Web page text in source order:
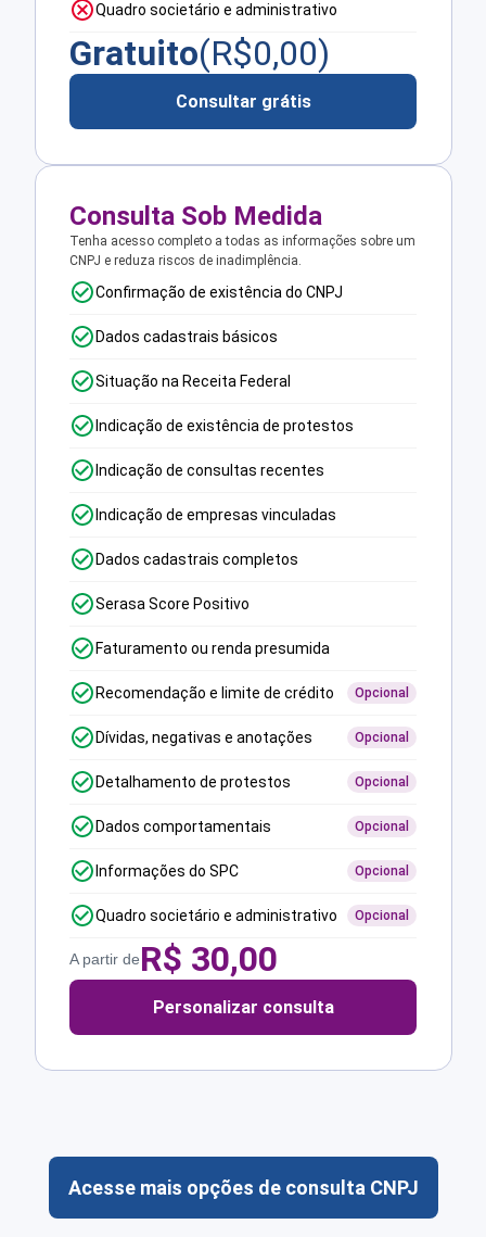
Quadro societário e administrativo
Gratuito(R$0,00)
Consultar grátis
Consulta Sob Medida
Tenha acesso completo a todas as informações sobre um
CNPJ e reduza riscos de inadimplência.
Confirmação de existência do CNPJ
Dados cadastrais básicos
Situação na Receita Federal
Indicação de existência de protestos
Indicação de consultas recentes
Indicação de empresas vinculadas
Dados cadastrais completos
Serasa Score Positivo
Faturamento ou renda presumida
Recomendação e limite de crédito Opcional
Dívidas, negativas e anotações Opcional
Detalhamento de protestos Opcional
Dados comportamentais Opcional
Informações do SPC Opcional
Quadro societário e administrativo Opcional
A partir deR$ 30,00
Personalizar consulta
Acesse mais opções de consulta CNPJ